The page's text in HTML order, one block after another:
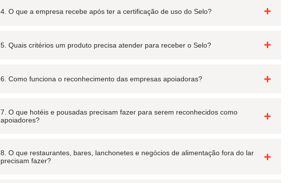
4. O que a empresa recebe após ter a certificação de uso do Selo?
5. Quais critérios um produto precisa atender para receber o Selo?
6. Como funciona o reconhecimento das empresas apoiadoras?
7. O que hotéis e pousadas precisam fazer para serem reconhecidos como
apoiadores?
8. O que restaurantes, bares, lanchonetes e negócios de alimentação fora do lar
precisam fazer?